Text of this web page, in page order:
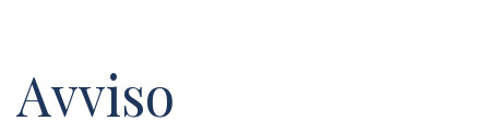
Avviso